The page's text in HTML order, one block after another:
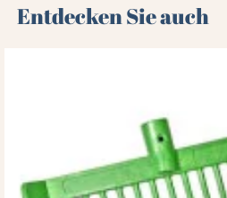
Entdecken Sie auch 🌻